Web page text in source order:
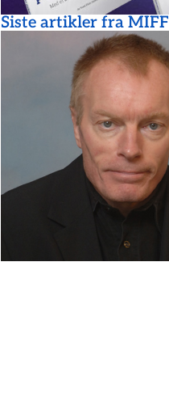
Siste artikler fra MIFF